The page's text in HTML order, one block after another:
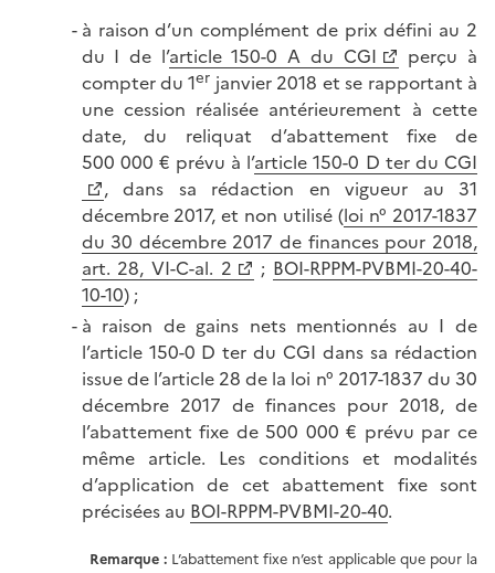
à raison d’un complément de prix défini au 2
du I de l’article 150-0 A du CGI
perçu à
compter du 1er janvier 2018 et se rapportant à
une cession réalisée antérieurement à cette
date, du reliquat d’abattement fixe de
500 000 € prévu à l’article 150-0 D ter du CGI
, dans sa rédaction en vigueur au 31
décembre 2017, et non utilisé (loi n° 2017-1837
du 30 décembre 2017 de finances pour 2018,
art. 28, VI-C-al. 2
; BOI-RPPM-PVBMI-20-40-
10-10) ;
à raison de gains nets mentionnés au I de
l’article 150-0 D ter du CGI dans sa rédaction
issue de l’article 28 de la loi n° 2017-1837 du 30
décembre 2017 de finances pour 2018, de
l’abattement fixe de 500 000 € prévu par ce
même article. Les conditions et modalités
d’application de cet abattement fixe sont
précisées au BOI-RPPM-PVBMI-20-40.
Remarque :L’abattement fixe n’est applicable que pour la